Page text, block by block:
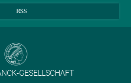
RSS
GESELLSCHAFT